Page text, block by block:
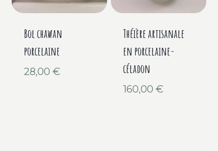
Bol chawan
porcelaine
28,00 €
Théière artisanale
en porcelaine-
céladon
160,00 €